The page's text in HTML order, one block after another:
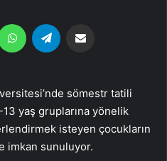
WhatsApp
sömestr tatili
yaş gruplarına yönelik
isteyen çocukların
imkan sunuluyor.